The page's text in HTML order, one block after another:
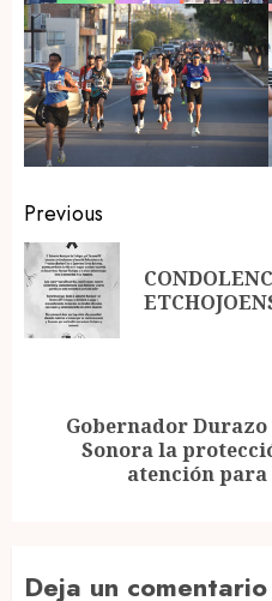
Post
navigation
Previous
Next
Gobernador
Sonora la
atención para
Deja un comentario